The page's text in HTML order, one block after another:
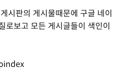
시판의 게시물때문에 구글 네이
로보고 모든 게시글들이 색인이